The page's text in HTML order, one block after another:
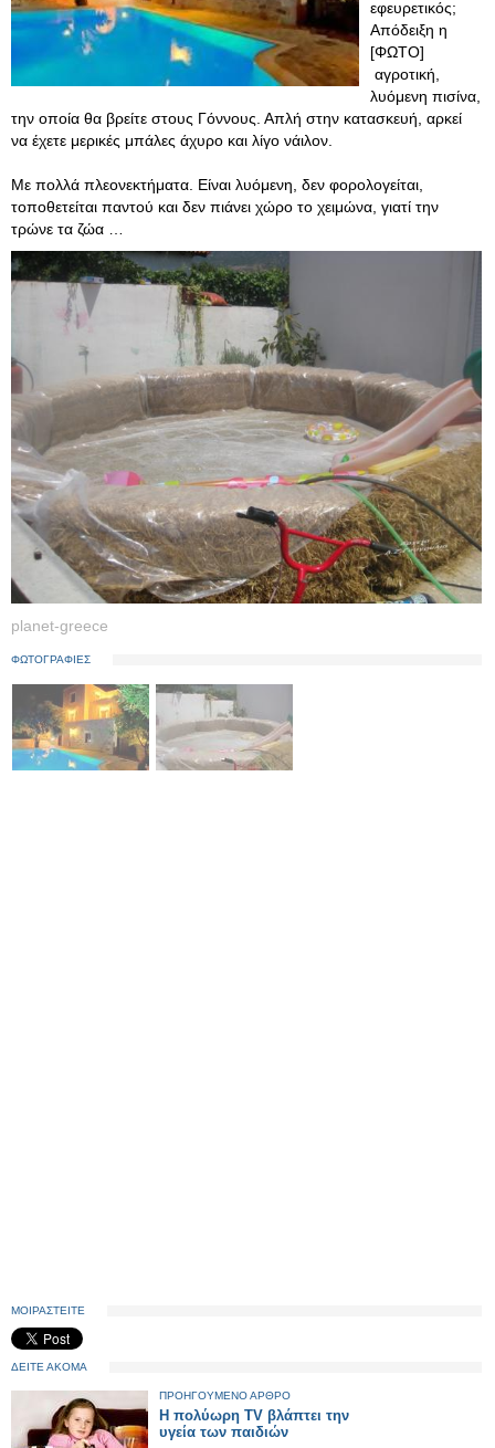
εφευρετικός;
Απόδειξη η
[ΦΩΤΟ]
αγροτική,
λυόμενη πισίνα,
την οποία θα βρείτε στους Γόννους. Απλή στην κατασκευή, αρκεί
να έχετε μερικές μπάλες άχυρο και λίγο νάιλον.
Με πολλά πλεονεκτήματα. Είναι λυόμενη, δεν φορολογείται,
τοποθετείται παντού και δεν πιάνει χώρο το χειμώνα, γιατί την
τρώνε τα ζώα …
planet-greece
ΦΩΤΟΓΡΑΦΙΕΣ
ΜΟΙΡΑΣΤΕΙΤΕ
ΔΕΙΤΕ ΑΚΟΜΑ
ΠΡΟΗΓΟΥΜΕΝΟ ΑΡΘΡΟ
Η πολύωρη TV βλάπτει την
υγεία των παιδιών